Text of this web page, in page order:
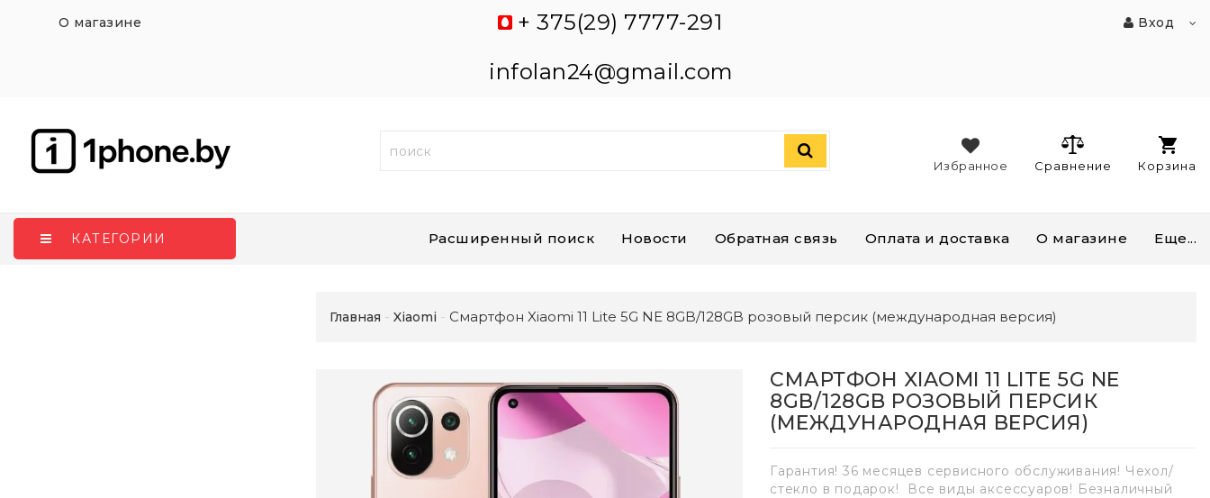
О магазине
+ 375(29) 7777-291
infolan24@gmail.com
Вход
Корзина
Сравнение
Избранное
КАТЕГОРИИ Расширенный поиск Новости Обратная связь Оплата и доставка О магазине Еще...
Главная Xiaomi Смартфон Xiaomi 11 Lite 5G NE 8GB/128GB розовый персик (международная версия)
СМАРТФОН XIAOMI 11 LITE 5G NE
8GB/128GB РОЗОВЫЙ ПЕРСИК
(МЕЖДУНАРОДНАЯ ВЕРСИЯ)
Гарантия! 36 месяцев сервисного обслуживания! Чехол/
стекло в подарок! Все виды аксессуаров! Безналичный